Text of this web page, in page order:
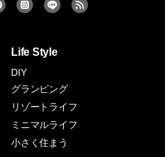
Life Style
DIY
グランピング
リゾートライフ
ミニマルライフ
小さく住まう